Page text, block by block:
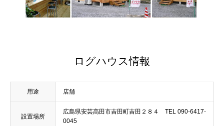
ログハウス情報
用途 店舗
設置場所
広島県安芸高田市吉田町吉田２８４ TEL 090-6417-
0045